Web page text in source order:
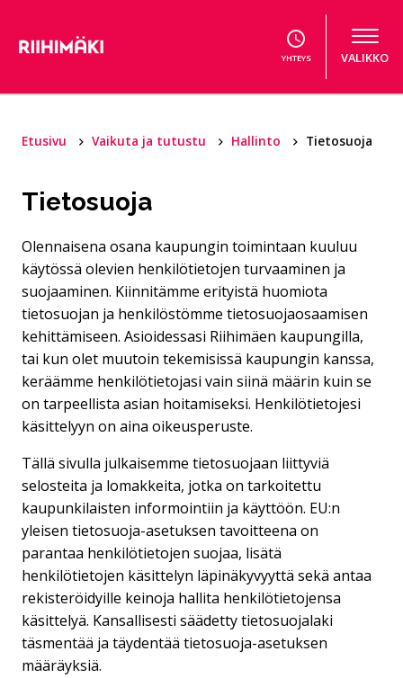
YHTEYS VALIKKO
Etusivu Vaikuta ja tutustu Hallinto Tietosuoja
Tietosuoja
Olennaisena osana kaupungin toimintaan kuuluu
käytössä olevien henkilötietojen turvaaminen ja
suojaaminen. Kiinnitämme erityistä huomiota
tietosuojan ja henkilöstömme tietosuojaosaamisen
kehittämiseen. Asioidessasi Riihimäen kaupungilla,
tai kun olet muutoin tekemisissä kaupungin kanssa,
keräämme henkilötietojasi vain siinä määrin kuin se
on tarpeellista asian hoitamiseksi. Henkilötietojesi
käsittelyyn on aina oikeusperuste.
Tällä sivulla julkaisemme tietosuojaan liittyviä
selosteita ja lomakkeita, jotka on tarkoitettu
kaupunkilaisten informointiin ja käyttöön. EU:n
yleisen tietosuoja-asetuksen tavoitteena on
parantaa henkilötietojen suojaa, lisätä
henkilötietojen käsittelyn läpinäkyvyyttä sekä antaa
rekisteröidyille keinoja hallita henkilötietojensa
käsittelyä. Kansallisesti säädetty tietosuojalaki
täsmentää ja täydentää tietosuoja-asetuksen
määräyksiä.